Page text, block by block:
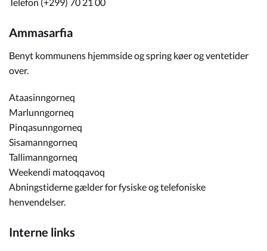
Ammasarfia
Benyt kommunens hjemmside og spring køer og ventetider
over.
Ataasinngorneq
Marlunngorneq
Pinqasunngorneq
Sisamanngorneq
Tallimanngorneq
Weekendi matoqqavoq
Abningstiderne gælder for fysiske og telefoniske
henvendelser.
Interne links